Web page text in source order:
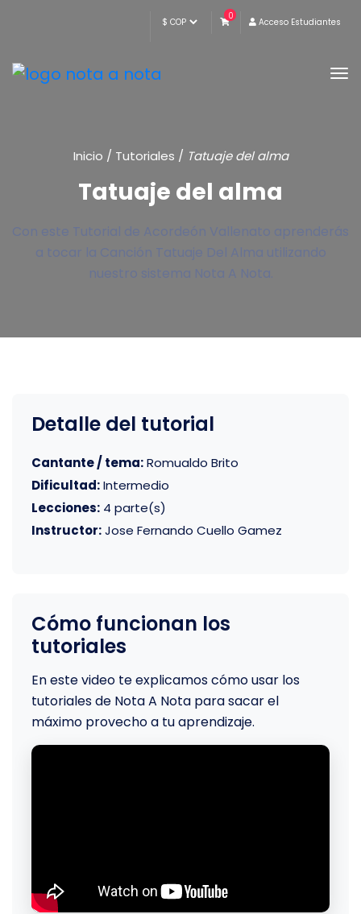
0
Acceso Estudiantes
Inicio / Tutoriales / Tatuaje del alma
Tatuaje del alma
Con este Tutorial de Acordeón Vallenato aprenderás
a tocar la Canción Tatuaje Del Alma utilizando
nuestro sistema Nota A Nota.
Detalle del tutorial
Cantante / tema:Romualdo Brito
Dificultad:Intermedio
Lecciones: 4 parte(s)
Instructor:Jose Fernando Cuello Gamez
Cómo funcionan los
tutoriales
En este video te explicamos cómo usar los
tutoriales de Nota A Nota para sacar el
máximo provecho a tu aprendizaje.